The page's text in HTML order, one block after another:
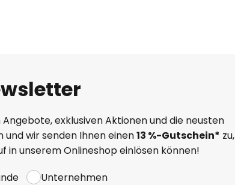
exklusiven Aktionen und die neusten
wir senden Ihnen einen13 %-Gutschein* zu,
in unserem Onlineshop einlösen können!
Unternehmen